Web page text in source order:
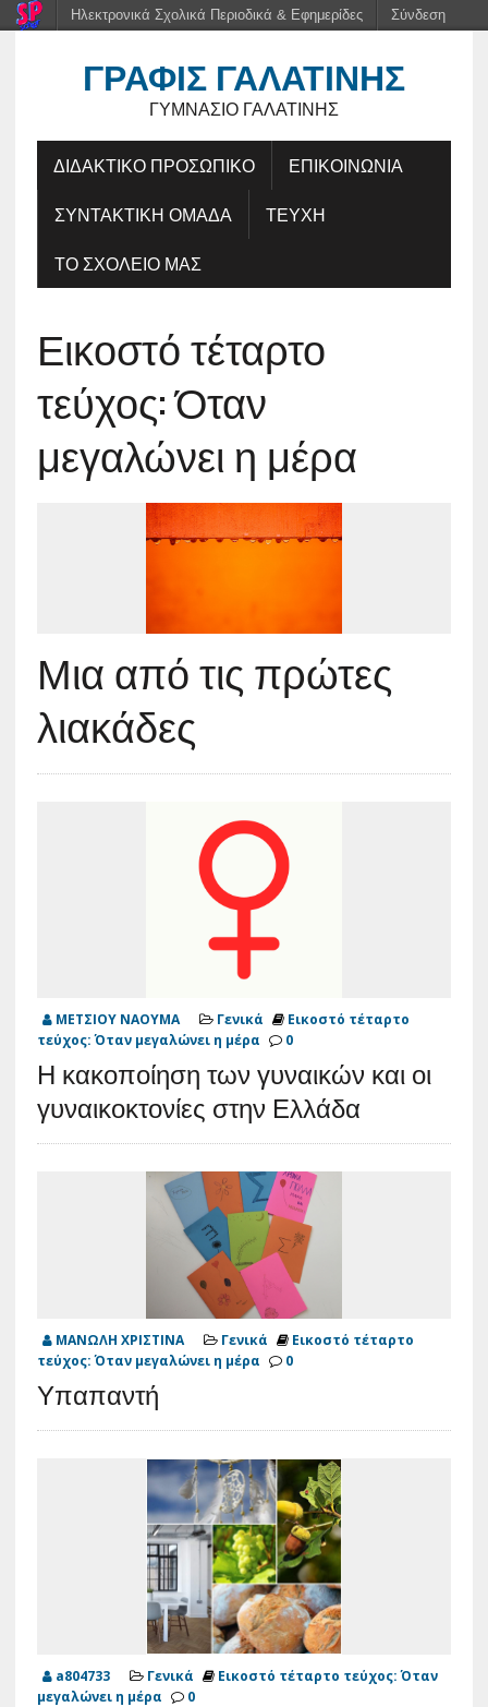
ΓΡΑΦΊΣ ΓΑΛΑΤΙΝΉΣ
ΓΥΜΝΆΣΙΟ ΓΑΛΑΤΙΝΉΣ
ΔΙΔΑΚΤΙΚΟ ΠΡΟΣΩΠΙΚΟ
ΕΠΙΚΟΙΝΩΝΙΑ
ΣΥΝΤΑΚΤΙΚΗ ΟΜΑΔΑ
ΤΕΥΧΗ
ΤΟ ΣΧΟΛΕΙΟ ΜΑΣ
Εικοστό τέταρτο
τεύχος: Όταν
μεγαλώνει η μέρα
Μια από τις πρώτες
λιακάδες
ΜΕΤΣΙΟΥ ΝΑΟΥΜΑ Γενικά
Εικοστό τέταρτο
τεύχος: Όταν μεγαλώνει η μέρα
0
Η κακοποίηση των γυναικών και οι
γυναικοκτονίες στην Ελλάδα
ΜΑΝΩΛΗ ΧΡΙΣΤΙΝΑ Γενικά
Εικοστό τέταρτο
τεύχος: Όταν μεγαλώνει η μέρα
0
Υπαπαντή
a804733 Γενικά
Εικοστό τέταρτο τεύχος: Όταν
μεγαλώνει η μέρα
0
Ηλεκτρονικά Σχολικά Περιοδικά & Εφημερίδες Σύνδεση